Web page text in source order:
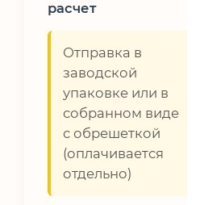
расчет
Отправка в
заводской
упаковке или в
собранном виде
с обрешеткой
(оплачивается
отдельно)